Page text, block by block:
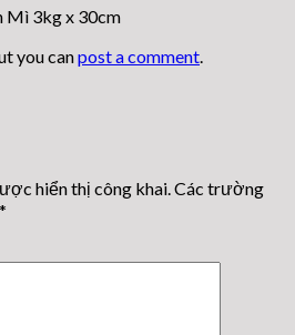
Mì 3kg x 30cm
you canpost a comment.
hiển thị công khai.Các trường
*